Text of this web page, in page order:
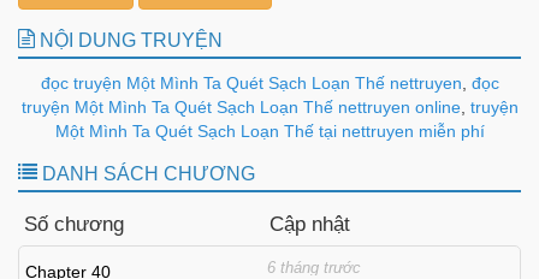
NỘI DUNG TRUYỆN
đọc truyện Một Mình Ta Quét Sạch Loạn Thế nettruyen đọc
truyện Một Mình Ta Quét Sạch Loạn Thế nettruyen online, truyện
Một Mình Ta Quét Sạch Loạn Thế tại nettruyen miễn phí
DANH SÁCH CHƯƠNG
Số chương Cập nhật
Chapter 40 6 tháng trước